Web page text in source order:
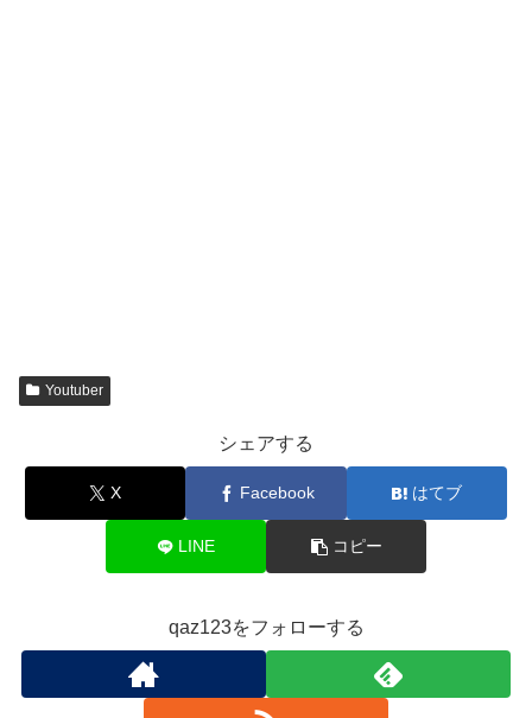
Youtuber
シェアする
X Facebook はてブ
LINE コピー
qaz123をフォローする